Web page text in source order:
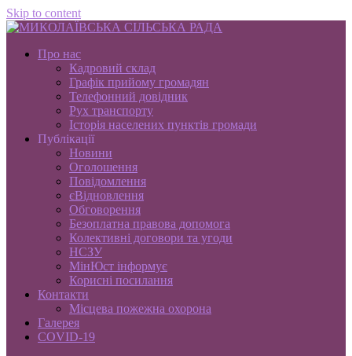
Skip to content
Про нас
Кадровий склад
Графік прийому громадян
Телефонний довідник
Рух транспорту
Історія населених пунктів громади
Публікації
Новини
Оголошення
Повідомлення
єВідновлення
Обговорення
Безоплатна правова допомога
Колективні договори та угоди
НСЗУ
МінЮст інформує
Корисні посилання
Контакти
Місцева пожежна охорона
Галерея
COVID-19